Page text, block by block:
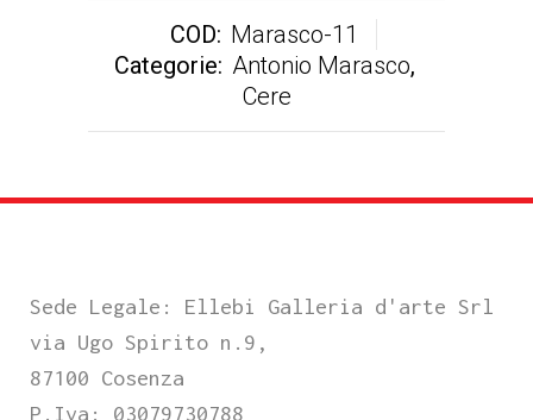
COD: Marasco-11
Categorie: Antonio Marasco,
Cere
Sede Legale: Ellebi Galleria d'arte Srl
via Ugo Spirito n.9,
87100 Cosenza
P.Iva: 03079730788